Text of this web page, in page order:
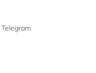
Telegram